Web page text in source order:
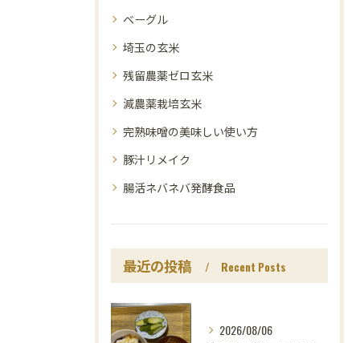
ベーグル
埼玉の玄米
残留農薬ゼロ玄米
減農薬栽培玄米
完熟味噌の美味しい使い方
豚汁リメイク
腸活ネバネバ発酵食品
最近の投稿 Recent Posts
2026/08/06